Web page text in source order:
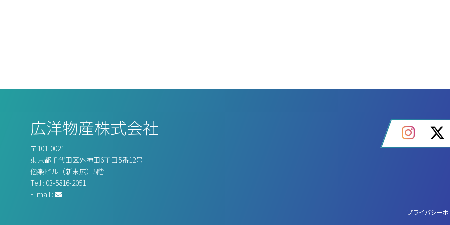
広洋物産株式会社
〒101-0021
東京都千代⽥区外神⽥6丁⽬5番12号
偕楽ビル（新末広）5階
Tell : 03-5816-2051
E-mail :
プライバシー